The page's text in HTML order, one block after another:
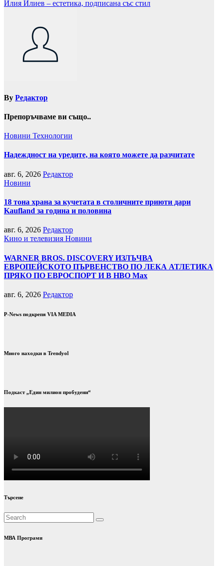
Илия Илиев – естетика, подписана със стил
By Редактор
Препоръчваме ви също..
Новини Технологии
Надеждност на уредите, на която можете да разчитате
авг. 6, 2026 Редактор
Новини
18 тона храна за кучетата в столичните приюти дари
Kaufland за година и половина
авг. 6, 2026 Редактор
Кино и телевизия Новини
WARNER BROS. DISCOVERY ИЗЛЪЧВА
ЕВРОПЕЙСКОТО ПЪРВЕНСТВО ПО ЛЕКА АТЛЕТИКА
ПРЯКО ПО ЕВРОСПОРТ И В НВО Мах
авг. 6, 2026 Редактор
P-News подкрепя VIA MEDIA
Много находки в Trendyol
Подкаст „Един милион пробудени“
Търсене
МВА Програми